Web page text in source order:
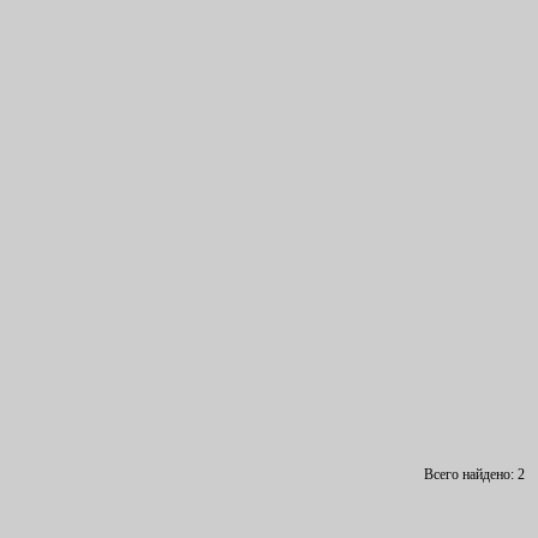
Всего найдено: 2